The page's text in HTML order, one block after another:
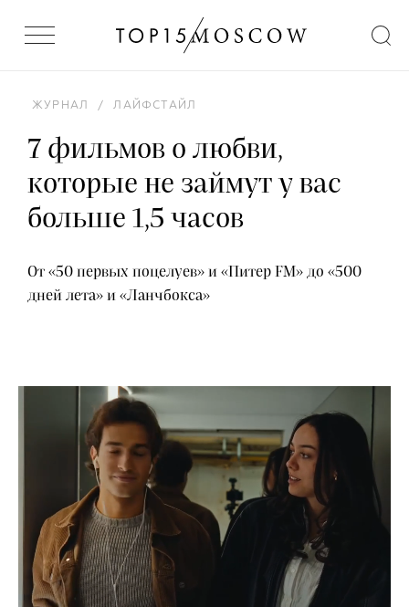
ЖУРНАЛ / ЛАЙФСТАЙЛ
7 фильмов о любви,
которые не займут у вас
больше 1,5 часов
От «50 первых поцелуев» и «Питер FM» до «500
дней лета» и «Ланчбокса»